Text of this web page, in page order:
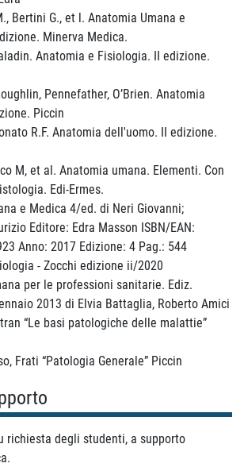
Bertini G., et l. Anatomia Umana e
Minerva Medica.
Anatomia e Fisiologia. II edizione.
Pennefather, O’Brien. Anatomia
Piccin
R.F. Anatomia dell'uomo. II edizione.
M, et al. Anatomia umana. Elementi. Con
Edi-Ermes.
e Medica 4/ed. di Neri Giovanni;
Editore: Edra Masson ISBN/EAN:
Anno: 2017 Edizione: 4 Pag.: 544
- Zocchi edizione ii/2020
per le professioni sanitarie. Ediz.
2013 di Elvia Battaglia, Roberto Amici
“Le basi patologiche delle malattie”
Frati “Patologia Generale” Piccin
richiesta degli studenti, a supporto